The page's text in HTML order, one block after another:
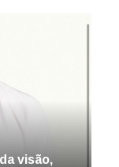
visão,